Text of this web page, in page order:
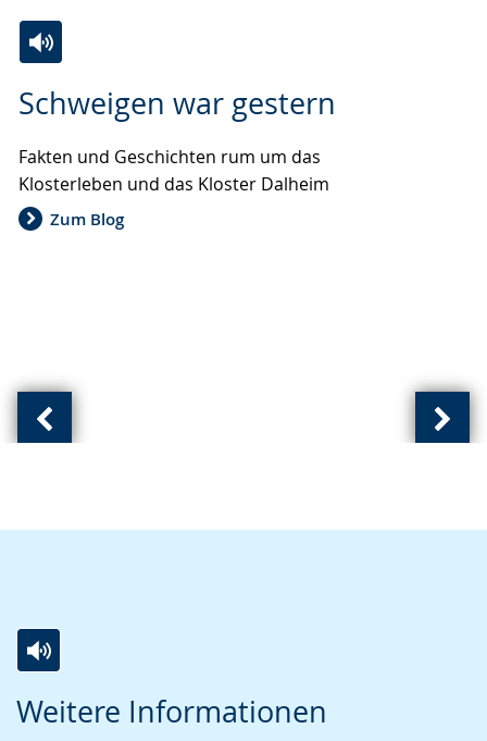
Vorherige
von
von
Schweigen war gestern
Fakten und Geschichten rum um das
Klosterleben und das Kloster Dalheim
Zum Blog
Leichten
wechseln.
Audio-
Video
Deutscher
Gebärdensprache
wird
Weitere Informationen
Leichten
Audio-
Video